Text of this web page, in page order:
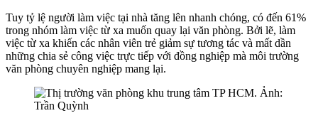
Tuy tỷ lệ người làm việc tại nhà tăng lên nhanh chóng, có đến 61%
trong nhóm làm việc từ xa muốn quay lại văn phòng. Bởi lẽ, làm
việc từ xa khiến các nhân viên trẻ giảm sự tương tác và mất dần
những chia sẻ công việc trực tiếp với đồng nghiệp mà môi trường
văn phòng chuyên nghiệp mang lại.